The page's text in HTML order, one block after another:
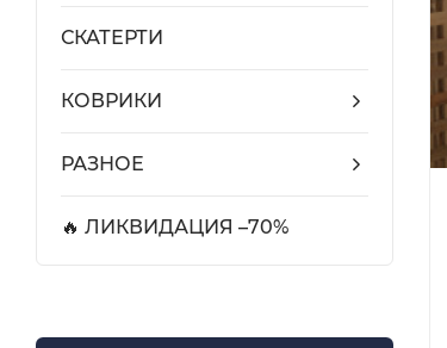
СКАТЕРТИ
КОВРИКИ
РАЗНОЕ
🔥 ЛИКВИДАЦИЯ –70%